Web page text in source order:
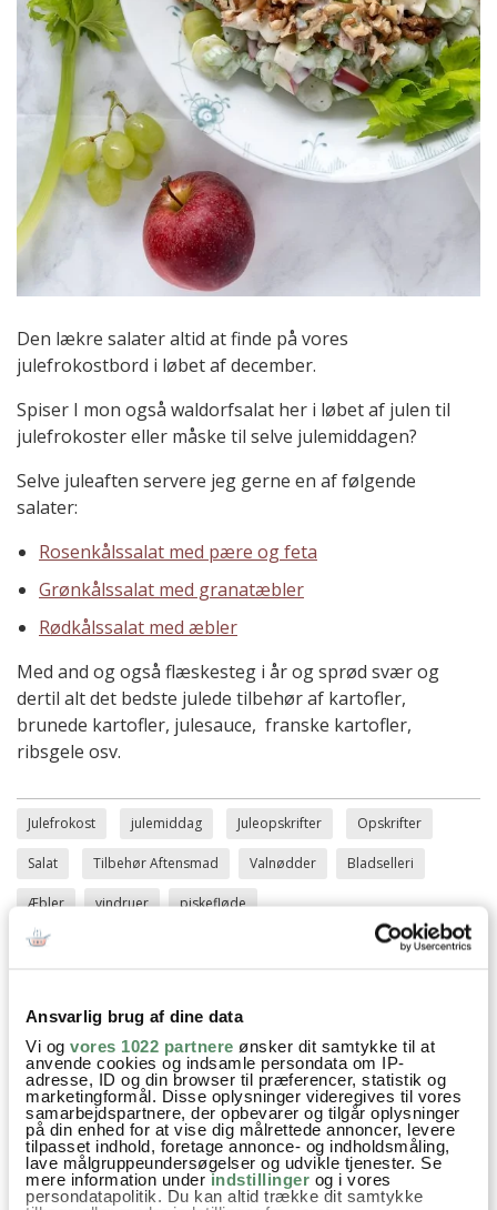
Ansvarlig brug af dine data
Vi og vores 1022 partnere ønsker dit samtykke til at
anvende cookies og indsamle persondata om IP-
adresse, ID og din browser til præferencer, statistik og
marketingformål. Disse oplysninger videregives til vores
samarbejdspartnere, der opbevarer og tilgår oplysninger
på din enhed for at vise dig målrettede annoncer, levere
tilpasset indhold, foretage annonce- og indholdsmåling,
lave målgruppeundersøgelser og udvikle tjenester. Se
mere information under indstillinger og i vores
persondatapolitik. Du kan altid trække dit samtykke
Den lækre salater altid at finde på vores
julefrokostbord i løbet af december.
Spiser I mon også waldorfsalat her i løbet af julen til
julefrokoster eller måske til selve julemiddagen?
Selve juleaften servere jeg gerne en af følgende
salater:
Rosenkålssalat med pære og feta
Grønkålssalat med granatæbler
Rødkålssalat med æbler
Med and og også flæskesteg i år og sprød svær og
dertil alt det bedste julede tilbehør af kartofler,
brunede kartofler, julesauce, franske kartofler,
ribsgele osv.
Julefrokost julemiddag Juleopskrifter Opskrifter
Salat Tilbehør Aftensmad Valnødder Bladselleri
Æbler vindruer piskefløde
SPØRGSMÅL TIL OPSKRIFTEN?
Har du spørgsmål til opskriften eller lyst til at sende en sød
hilsen, så kan du skrive til mig i kommentarfeltet herunder.
Du kan måske finde svaret på dit spørgsmål i kommentarfeltet,
hvis det allerede er stillet og besvaret - eller du kan kigge på
denne side, hvor jeg giver svar på mange 'ofte stillede
spørgsmål' til min opskrifter.